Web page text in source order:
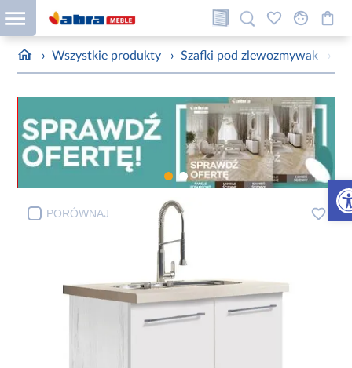
› Wszystkie produkty › Szafki pod zlewozmywak ›
PORÓWNAJ